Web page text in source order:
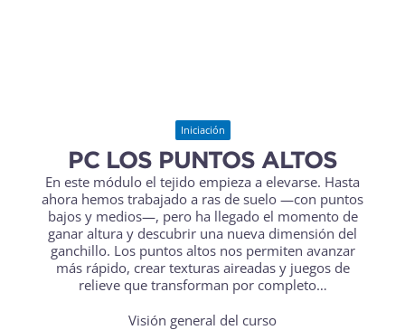
Iniciación
PC LOS PUNTOS ALTOS
En este módulo el tejido empieza a elevarse. Hasta
ahora hemos trabajado a ras de suelo —con puntos
bajos y medios—, pero ha llegado el momento de
ganar altura y descubrir una nueva dimensión del
ganchillo. Los puntos altos nos permiten avanzar
más rápido, crear texturas aireadas y juegos de
relieve que transforman por completo…
Visión general del curso